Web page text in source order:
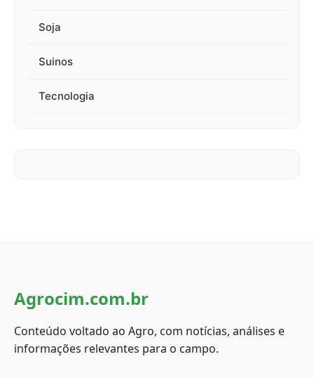
Soja
Suinos
Tecnologia
Agrocim.com.br
Conteúdo voltado ao Agro, com notícias, análises e
informações relevantes para o campo.